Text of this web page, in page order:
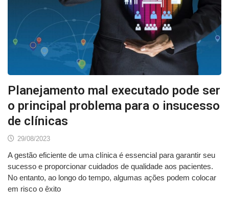
Planejamento mal executado pode ser
o principal problema para o insucesso
de clínicas
29/08/2023
A gestão eficiente de uma clínica é essencial para garantir seu
sucesso e proporcionar cuidados de qualidade aos pacientes.
No entanto, ao longo do tempo, algumas ações podem colocar
em risco o êxito